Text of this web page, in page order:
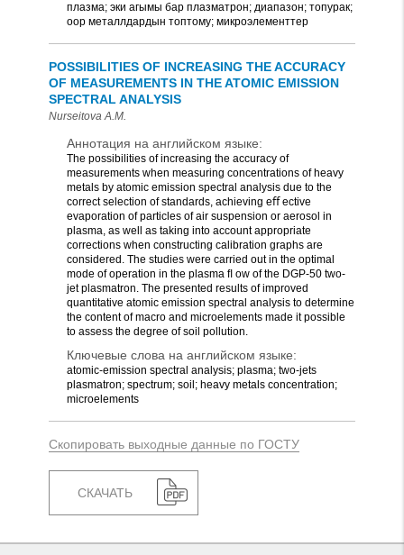
плазма; эки агымы бар плазматрон; диапазон; топурак;
оор металлдардын топтому; микроэлементтер
POSSIBILITIES OF INCREASING THE ACCURACY
OF MEASUREMENTS IN THE ATOMIC EMISSION
SPECTRAL ANALYSIS
Nurseitova A.M.
Аннотация на английском языке:
The possibilities of increasing the accuracy of
measurements when measuring concentrations of heavy
metals by atomic emission spectral analysis due to the
correct selection of standards, achieving eﬀ ective
evaporation of particles of air suspension or aerosol in
plasma, as well as taking into account appropriate
corrections when constructing calibration graphs are
considered. The studies were carried out in the optimal
mode of operation in the plasma ﬂ ow of the DGP-50 two-
jet plasmatron. The presented results of improved
quantitative atomic emission spectral analysis to determine
the content of macro and microelements made it possible
to assess the degree of soil pollution.
Ключевые слова на английском языке:
atomic-emission spectral analysis; plasma; two-jets
plasmatron; spectrum; soil; heavy metals concentration;
microelements
Скопировать выходные данные по ГОСТУ
СКАЧАТЬ